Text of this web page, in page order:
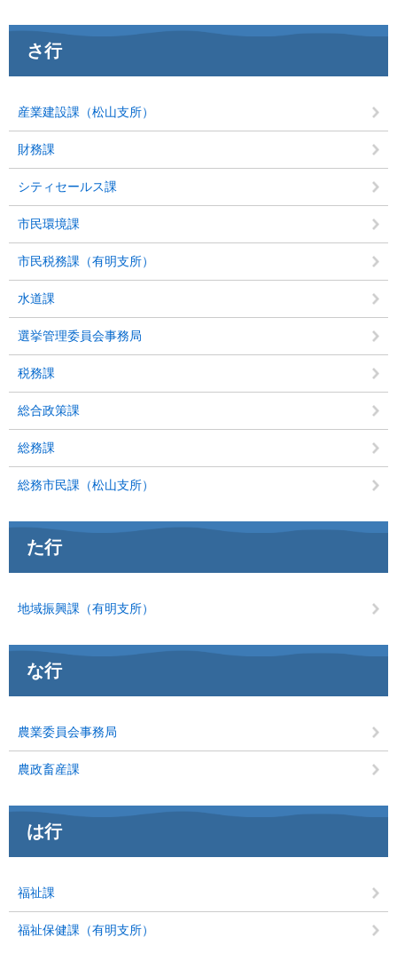
さ行
産業建設課（松山支所）
財務課
シティセールス課
市民環境課
市民税務課（有明支所）
水道課
選挙管理委員会事務局
税務課
総合政策課
総務課
総務市民課（松山支所）
た行
地域振興課（有明支所）
な行
農業委員会事務局
農政畜産課
は行
福祉課
福祉保健課（有明支所）